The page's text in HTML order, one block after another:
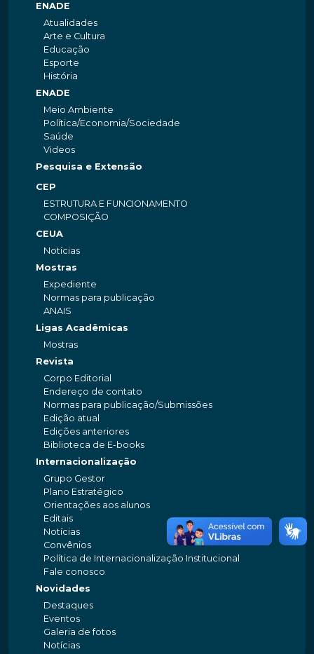
ENADE
Atualidades
Arte e Cultura
Educação
Esporte
História
ENADE
Meio Ambiente
Política/Economia/Sociedade
Saúde
Videos
Pesquisa e Extensão
CEP
ESTRUTURA E FUNCIONAMENTO
COMPOSIÇÃO
CEUA
Notícias
Mostras
Expediente
Normas para publicação
ANAIS
Ligas Acadêmicas
Mostras
Revista
Corpo Editorial
Endereço de contato
Normas para publicação/Submissões
Edição atual
Edições anteriores
Biblioteca de E-books
Internacionalização
Grupo Gestor
Plano Estratégico
Orientações aos alunos
Editais
Notícias
Convênios
Política de Internacionalização Institucional
Fale conosco
Novidades
Destaques
Eventos
Galeria de fotos
Notícias